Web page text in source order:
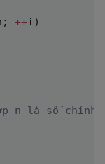
; ++i )
n là số chính